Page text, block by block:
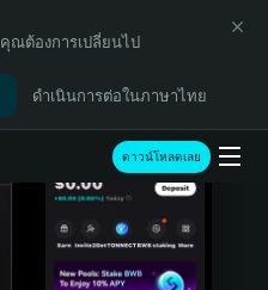
คุณต้องการเปลี่ยนไป
ดำเนินการต่อในภาษาไทย
ดาวน์โหลดเลย